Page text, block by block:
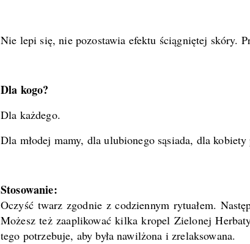
Nie lepi się, nie pozostawia efektu ściągniętej skóry.
Dla kogo?
Dla każdego.
Dla młodej mamy, dla ulubionego sąsiada, dla
Stosowanie:
Oczyść twarz zgodnie z codziennym rytuałem.
Możesz też zaaplikować kilka kropel Zielonej
tego potrzebuje, aby była nawilżona i zrelaksowana.